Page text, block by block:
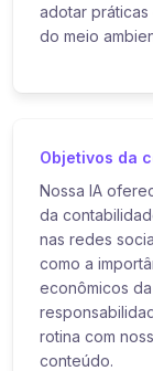
adotar
do meio
Objetivos da
Nossa IA
da
nas redes
como a
econômicos
rotina com
conteúdo.